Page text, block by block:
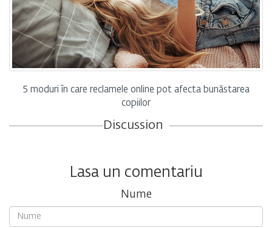
5 moduri în care reclamele online pot afecta bunăstarea
copiilor
Discussion
Lasa un comentariu
Nume